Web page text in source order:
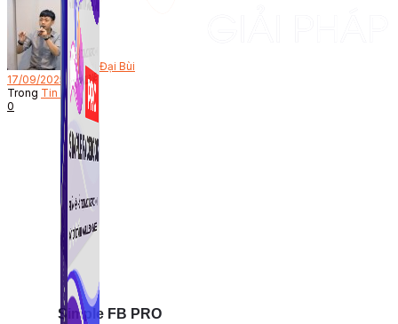
Simple FB PRO
Bởi Đại Bùi
17/09/2025
Trong Tin Tức
0